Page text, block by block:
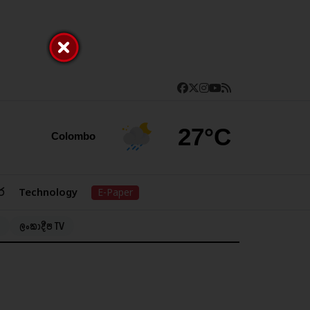
Colombo 27°C
Technology E-Paper
ලංකාදීප TV